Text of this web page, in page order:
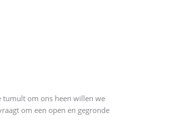
tumult om ons heen willen we
om een open en gegronde